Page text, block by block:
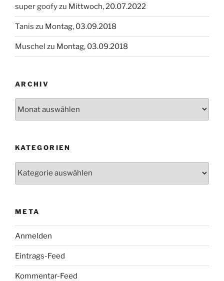
super goofyzu Mittwoch, 20.07.2022
Tanis zu Montag, 03.09.2018
Muschel zu Montag, 03.09.2018
ARCHIV
KATEGORIEN
META
Anmelden
Eintrags-Feed
Kommentar-Feed